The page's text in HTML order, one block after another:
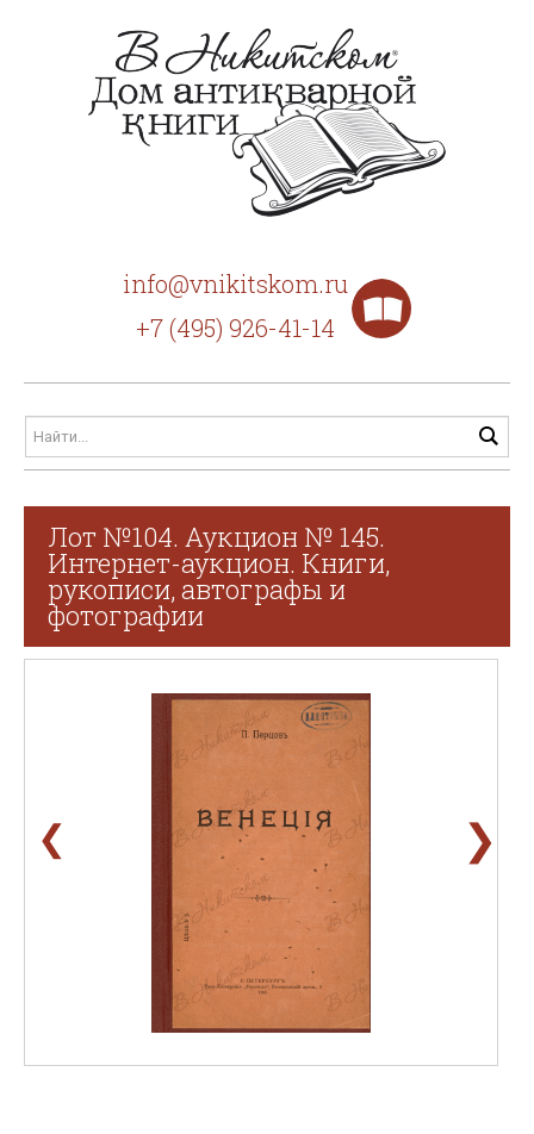
info@vnikitskom.ru
+7 (495) 926-41-14
Лот №104. Аукцион № 145.
Интернет-аукцион. Книги,
рукописи, автографы и
фотографии
❮ ❯